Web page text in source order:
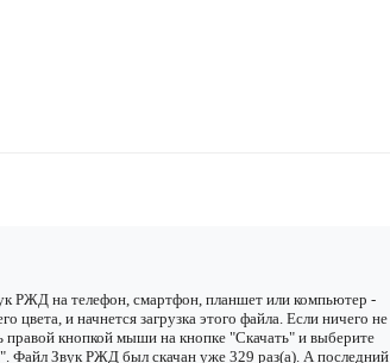
РЖД на телефон, смартфон, планшет или компьютер -
цвета, и начнется загрузка этого файла. Если ничего не
правой кнопкой мыши на кнопке "Скачать" и выберите
Файл Звук РЖД был скачан уже 329 раз(а). А последний